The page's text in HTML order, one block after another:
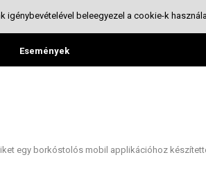
Események
egy borkóstolós mobil applikációhoz
igénybevételével beleegyezel a cookie-k